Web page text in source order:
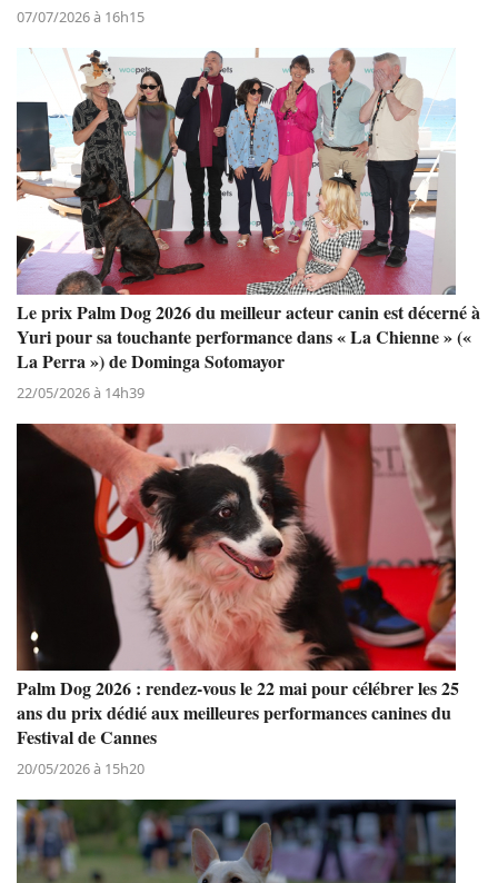
07/07/2026 à 16h15
Le prix Palm Dog 2026 du meilleur acteur canin est décerné à
Yuri pour sa touchante performance dans « La Chienne » («
La Perra ») de Dominga Sotomayor
22/05/2026 à 14h39
Palm Dog 2026 : rendez-vous le 22 mai pour célébrer les 25
ans du prix dédié aux meilleures performances canines du
Festival de Cannes
20/05/2026 à 15h20